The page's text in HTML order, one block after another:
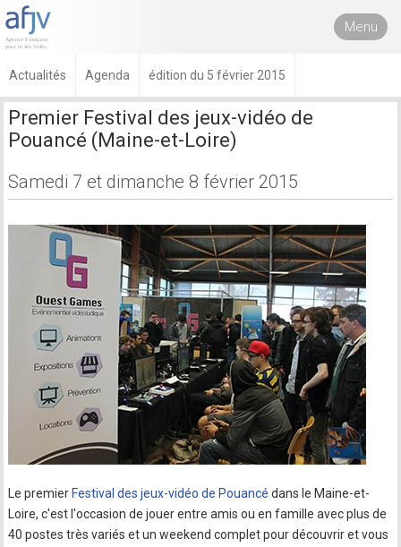
Menu
Actualités Agenda édition du 5 février 2015
Premier Festival des jeux-vidéo de
Pouancé (Maine-et-Loire)
Samedi 7 et dimanche 8 février 2015
Le premier Festival des jeux-vidéo de Pouancé dans le Maine-et-
Loire, c'est l'occasion de jouer entre amis ou en famille avec plus de
40 postes très variés et un weekend complet pour découvrir et vous